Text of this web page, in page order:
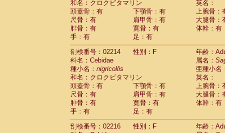
HylobatidaeHylobates moloch(2)
Hylobatidae Hylobates muelleri(0)
HylobatidaeHylobates pileatus(3)
Hylobatidae Hylobates
HylobatidaeHylobateshybrid(1)
HylobatidaeNomascus concolor(0)
Hylobatidae
Symphalangus
Hominidae
(0)
Hominidae Pan troglodytes
Hominidae Gorilla gorilla beringei(0)
Hominidae Gorilla gorilla gorilla(0)
Primates misc.(0)
Scandentia Dendrogale melanura
Scandentia Ptilocercus lowii
和名：クロクビタマリン
英名：
頭蓋骨：有
下顎骨：有
上腕骨：
尺骨：有
肩甲骨：有
大腿骨：
腓骨：有
寛骨：有
体幹：有
手：有
足：有
剖検番号：02214
性別：F
年齢：
科名：Cebidae
属名：
種小名： nigricollis
亜種小名
和名：クロクビタマリン
英名：
頭蓋骨：有
下顎骨：有
上腕骨：
尺骨：有
肩甲骨：有
大腿骨：
腓骨：有
寛骨：有
体幹：有
手：有
足：有
剖検番号：02216
性別：F
年齢：